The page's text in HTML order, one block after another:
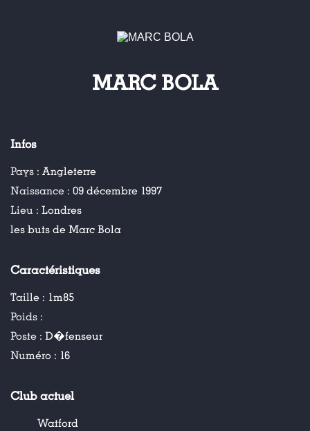
MARC BOLA
Infos
Pays : Angleterre
Naissance : 09 décembre 1997
Lieu : Londres
les buts de Marc Bola
Caractéristiques
Taille : 1m85
Poids :
Poste : D�fenseur
Numéro : 16
Club actuel
Watford